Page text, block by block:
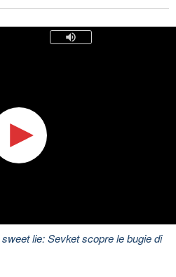
lie: Sevket scopre le bugie di